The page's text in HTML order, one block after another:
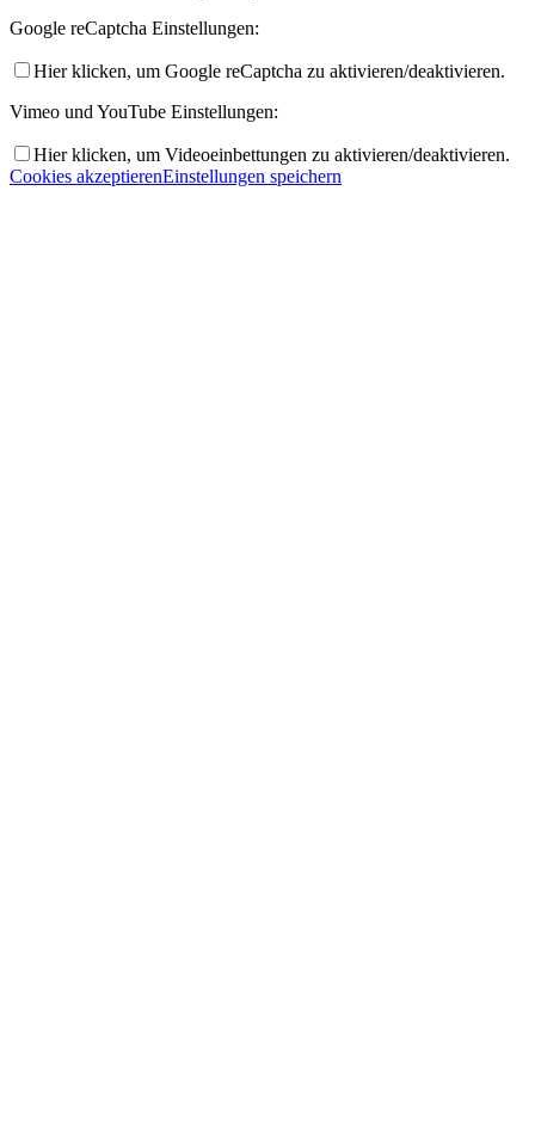
Google reCaptcha Einstellungen:
Hier klicken, um Google reCaptcha zu aktivieren/deaktivieren.
Vimeo und YouTube Einstellungen:
Hier klicken, um Videoeinbettungen zu aktivieren/deaktivieren.
Cookies akzeptierenEinstellungen speichern